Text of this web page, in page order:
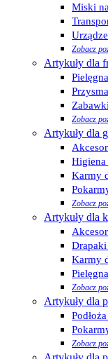
Miski
Zobacz
Artykuły dla
Zobacz
Artykuły dla
Karmy
Zobacz
Artykuły dla
Karmy
Zobacz
Artykuły dla
Zobacz